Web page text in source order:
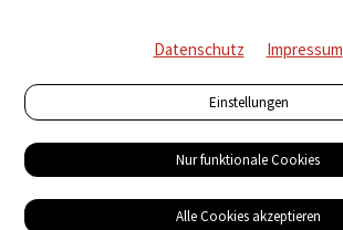
Datenschutz Impressum
Einstellungen
Nur funktionale Cookies
Alle Cookies akzeptieren